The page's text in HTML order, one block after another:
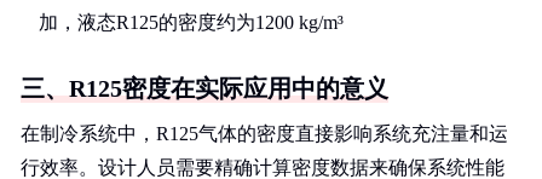
加，液态R125的密度约为1200 kg/m³
三、R125密度在实际应用中的意义
在制冷系统中，R125气体的密度直接影响系统充注量和运
行效率。设计人员需要精确计算密度数据来确保系统性能